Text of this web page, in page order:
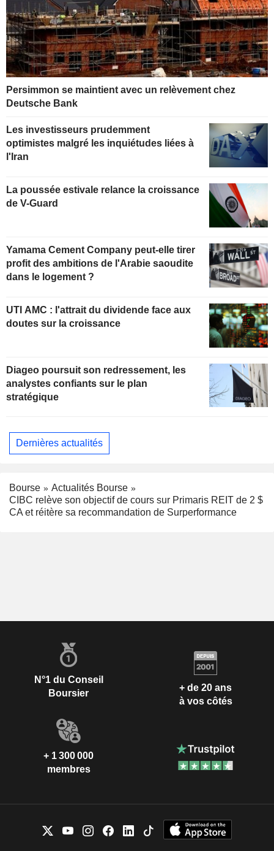
Persimmon se maintient avec un relèvement chez
Deutsche Bank
Les investisseurs prudemment
optimistes malgré les inquiétudes liées à
l'Iran
La poussée estivale relance la croissance
de V-Guard
Yamama Cement Company peut-elle tirer
profit des ambitions de l'Arabie saoudite
dans le logement ?
UTI AMC : l'attrait du dividende face aux
doutes sur la croissance
Diageo poursuit son redressement, les
analystes confiants sur le plan
stratégique
Dernières actualités
Bourse
Actualités Bourse
CIBC relève son objectif de cours sur Primaris REIT de 2 $
CA et réitère sa recommandation de Surperformance
N°1 du Conseil
Boursier
+ de 20 ans
à vos côtés
+ 1 300 000
membres